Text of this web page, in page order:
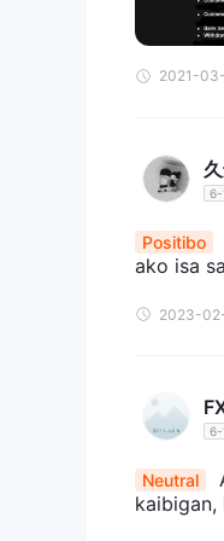
Royal
tool at
pinansyal,
Ang
ngunit ang
Suporta
ang
broker na
2021-
6-
Positibo
ako isa
2023-
6-
Neutral
kaibigan,